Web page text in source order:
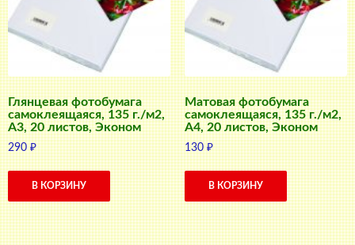
Глянцевая фотобумага
самоклеящаяся, 135 г./м2,
A3, 20 листов, Эконом
290₽
В КОРЗИНУ
Матовая фотобумага
самоклеящаяся, 135 г./м2,
A4, 20 листов, Эконом
130₽
В КОРЗИНУ